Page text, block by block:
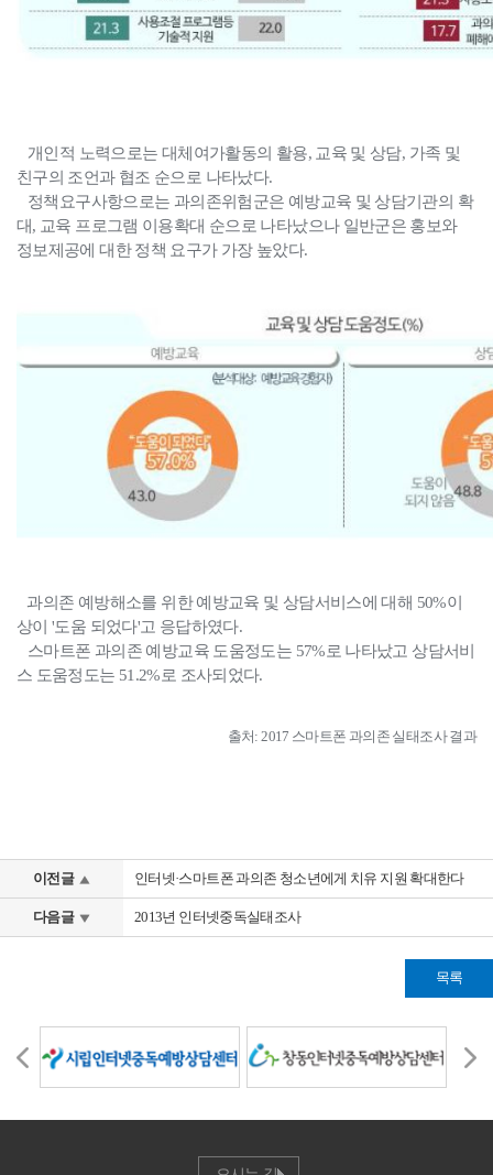
개인적 노력으로는 대체여가활동의 활용, 교육 및 상담, 가족 및
친구의 조언과 협조 순으로 나타났다.
정책요구사항으로는 과의존위험군은 예방교육 및 상담기관의 확
대, 교육 프로그램 이용확대 순으로 나타났으나 일반군은 홍보와
정보제공에 대한 정책 요구가 가장 높았다.
과의존 예방해소를 위한 예방교육 및 상담서비스에 대해 50%이
상이 '도움 되었다'고 응답하였다.
스마트폰 과의존 예방교육 도움정도는 57%로 나타났고 상담서비
스 도움정도는 51.2%로 조사되었다.
출처: 2017 스마트폰 과의존 실태조사 결과
이전글 인터넷·스마트폰 과의존 청소년에게 치유 지원 확대한다
다음글 2013년 인터넷중독실태조사
목록